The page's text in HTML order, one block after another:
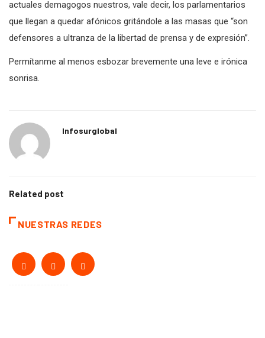
responder a las decenas de querellas interpuestas por estos
actuales demagogos nuestros, vale decir, los parlamentarios
que llegan a quedar afónicos gritándole a las masas que “son
Permítanme al menos esbozar brevemente una leve e irónica